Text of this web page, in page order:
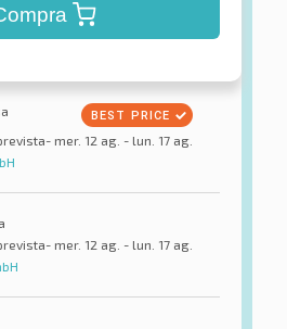
mer. 12 ag. - lun. 17 ag.
mer. 12 ag. - lun. 17 ag.